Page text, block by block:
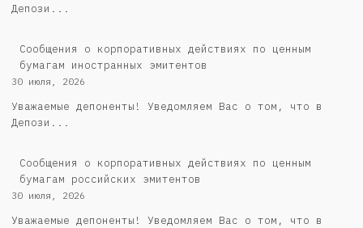
Депози...
Сообщения о корпоративных действиях по ценным
бумагам иностранных эмитентов
30 июля, 2026
Уважаемые депоненты! Уведомляем Вас о том, что в
Депози...
Cообщения о корпоративных действиях по ценным
бумагам российских эмитентов
30 июля, 2026
Уважаемые депоненты! Уведомляем Вас о том, что в